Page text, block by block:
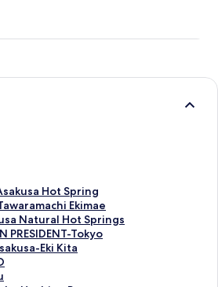
Hot Spring
Ekimae
Natural Hot Springs
PRESIDENT-Tokyo
Eki Kita